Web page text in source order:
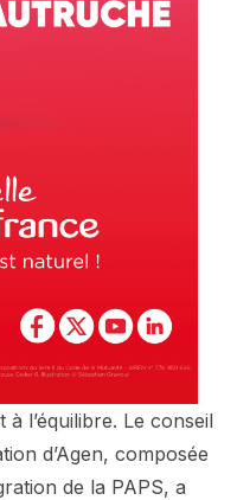
à l’équilibre. Le conseil
d’Agen, composée
de la PAPS, a